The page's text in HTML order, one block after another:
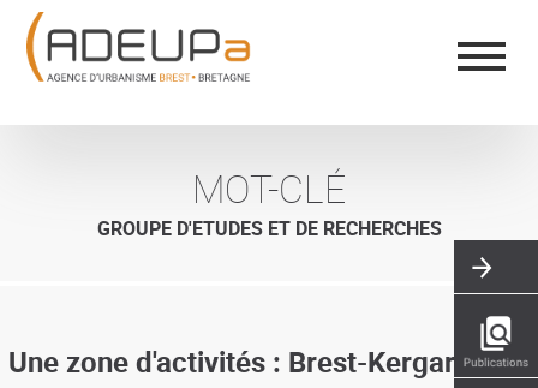
Aller
contenu
principal
MOT-CLÉ
GROUPE D'ETUDES ET DE RECHERCHES
Une zone d'activités : Brest-Kergaradec
Panneau de gestion des cookies